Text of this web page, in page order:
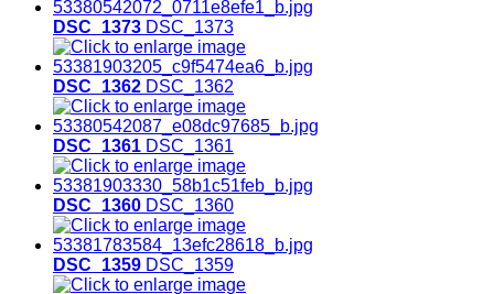
DSC_1373 DSC_1373
DSC_1362 DSC_1362
DSC_1361 DSC_1361
DSC_1360 DSC_1360
DSC_1359 DSC_1359